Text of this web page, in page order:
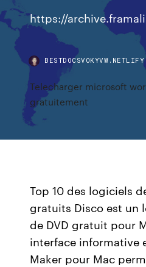
https://
Telecharger microsoft
gratuitement
Top 10 des logiciels
gratuits Disco est un
de DVD gratuit pour
interface informative
Maker pour Mac